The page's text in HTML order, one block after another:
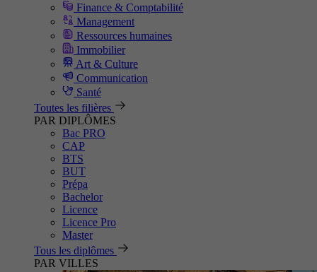
Finance & Comptabilité
Management
Ressources humaines
Immobilier
Art & Culture
Communication
Santé
Toutes les filières
PAR DIPLÔMES
Bac PRO
CAP
BTS
BUT
Prépa
Bachelor
Licence
Licence Pro
Master
Tous les diplômes
PAR VILLES